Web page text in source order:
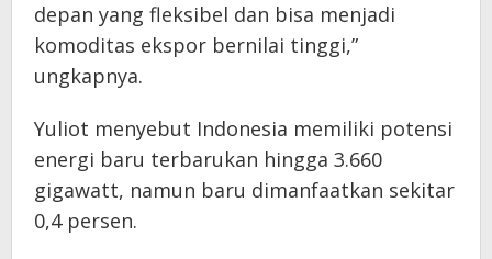
depan yang fleksibel dan bisa menjadi
komoditas ekspor bernilai tinggi,”
ungkapnya.
Yuliot menyebut Indonesia memiliki potensi
energi baru terbarukan hingga 3.660
gigawatt, namun baru dimanfaatkan sekitar
0,4 persen.